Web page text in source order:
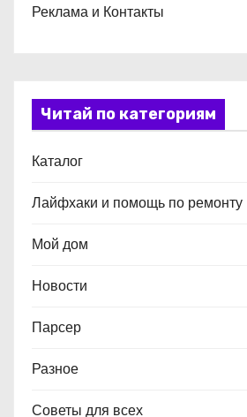
Реклама и Контакты
Читай по категориям
Каталог
Лайфхаки и помощь по ремонту
Мой дом
Новости
Парсер
Разное
Советы для всех